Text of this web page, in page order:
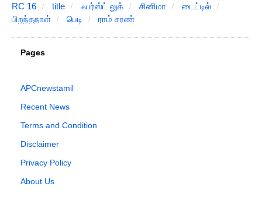
RC 16
title ஃபர்ஸ்ட் லுக் சினிமா
டைட்டில்
பிறந்தநாள்
பெடி ராம் சரண்
Pages
APCnewstamil
Recent News
Terms and Condition
Disclaimer
Privacy Policy
About Us